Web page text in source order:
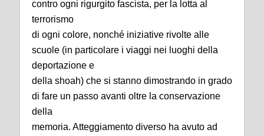
contro ogni rigurgito fascista, per la lotta al
terrorismo
di ogni colore, nonché iniziative rivolte alle
scuole (in particolare i viaggi nei luoghi della
deportazione e
della shoah) che si stanno dimostrando in grado
di fare un passo avanti oltre la conservazione
della
memoria. Atteggiamento diverso ha avuto ad